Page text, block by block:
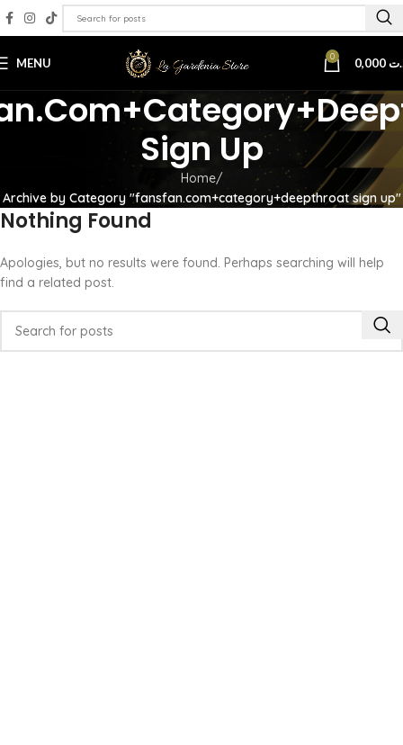
MENU 0
Sign Up
Home
Archive by Category "fansfan.com+category+deepthroat sign up"
Nothing Found
Apologies, but no results were found. Perhaps searching will help
find a related post.